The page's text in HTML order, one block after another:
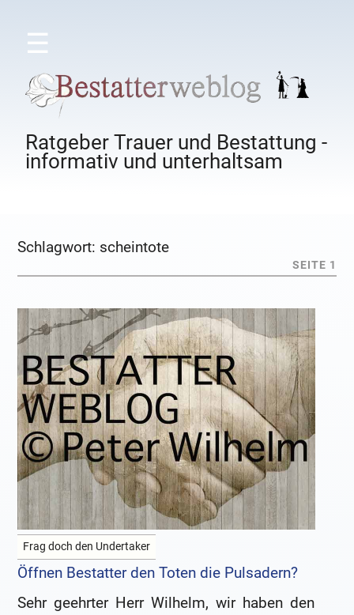
☰
Ratgeber Trauer und Bestattung -
informativ und unterhaltsam
Schlagwort: scheintote
SEITE 1
Frag doch den Undertaker
Öffnen Bestatter den Toten die Pulsadern?
Sehr geehrter Herr Wilhelm, wir haben den